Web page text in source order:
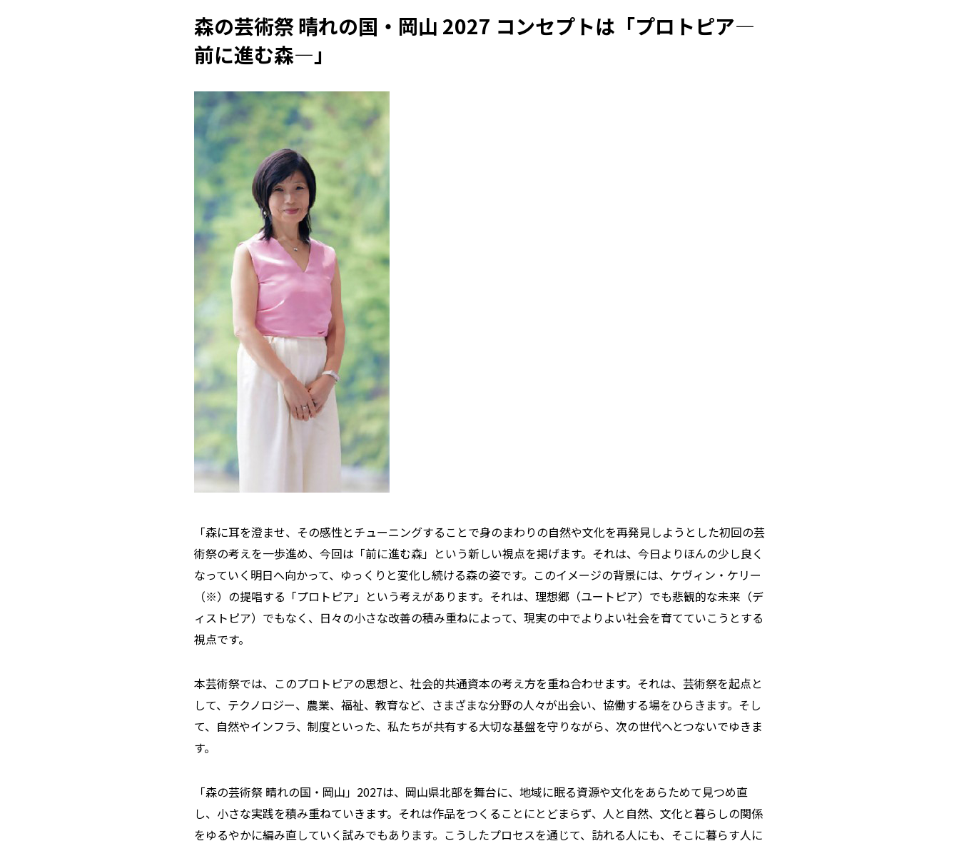
森の芸術祭 晴れの国・岡山 2027 コンセプトは「プロトピア―
前に進む森―」
「森に耳を澄ませ、その感性とチューニングすることで身のまわりの自然や文化を再発見しようとした初回の芸
術祭の考えを一歩進め、今回は「前に進む森」という新しい視点を掲げます。それは、今日よりほんの少し良く
なっていく明日へ向かって、ゆっくりと変化し続ける森の姿です。このイメージの背景には、ケヴィン・ケリー
（※）の提唱する「プロトピア」という考えがあります。それは、理想郷（ユートピア）でも悲観的な未来（デ
ィストピア）でもなく、日々の小さな改善の積み重ねによって、現実の中でよりよい社会を育てていこうとする
視点です。
本芸術祭では、このプロトピアの思想と、社会的共通資本の考え方を重ね合わせます。それは、芸術祭を起点と
して、テクノロジー、農業、福祉、教育など、さまざまな分野の人々が出会い、協働する場をひらきます。そし
て、自然やインフラ、制度といった、私たちが共有する大切な基盤を守りながら、次の世代へとつないでゆきま
す。
「森の芸術祭 晴れの国・岡山」2027は、岡山県北部を舞台に、地域に眠る資源や文化をあらためて見つめ直
し、小さな実践を積み重ねていきます。それは作品をつくることにとどまらず、人と自然、文化と暮らしの関係
をゆるやかに編み直していく試みでもあります。こうしたプロセスを通じて、訪れる人にも、そこに暮らす人に